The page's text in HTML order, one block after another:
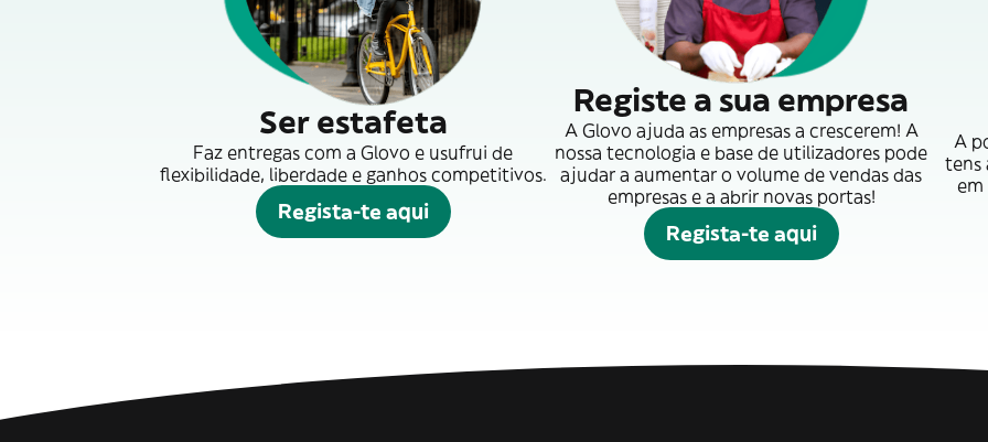
Ser estafeta
Faz entregas com a Glovo e usufrui de
flexibilidade, liberdade e ganhos competitivos.
Regista-te aqui
Registe a sua empresa
A Glovo ajuda as empresas a crescerem! A
nossa tecnologia e base de utilizadores pode
ajudar a aumentar o volume de vendas das
empresas e a abrir novas portas!
Regista-te aqui
A
tens
em